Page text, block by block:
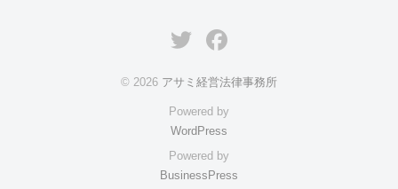
TwitterFacebook
© 2026 アサミ経営法律事務所
Powered by
WordPress
Powered by
BusinessPress